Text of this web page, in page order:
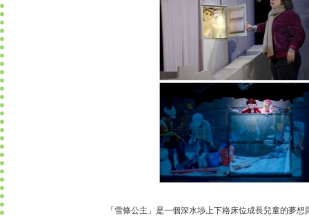
「雪條公主」是一個深水埗上下格床位成長兒童的夢想